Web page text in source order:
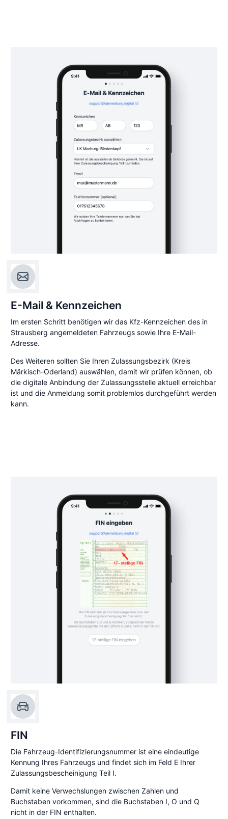
E-Mail & Kennzeichen
Im ersten Schritt benötigen wir das Kfz-Kennzeichen des in
Strausberg angemeldeten Fahrzeugs sowie Ihre E-Mail-
Adresse.
Des Weiteren sollten Sie Ihren Zulassungsbezirk (Kreis
Märkisch-Oderland) auswählen, damit wir prüfen können, ob
die digitale Anbindung der Zulassungsstelle aktuell erreichbar
ist und die Anmeldung somit problemlos durchgeführt werden
kann.
FIN
Die Fahrzeug-Identifizierungsnummer ist eine eindeutige
Kennung Ihres Fahrzeugs und findet sich im Feld E Ihrer
Zulassungsbescheinigung Teil I.
Damit keine Verwechslungen zwischen Zahlen und
Buchstaben vorkommen, sind die Buchstaben I, O und Q
nicht in der FIN enthalten.